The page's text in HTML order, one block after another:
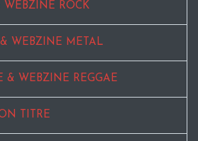
WEBZINE ROCK
WEBZINE METAL
& WEBZINE REGGAE
TITRE